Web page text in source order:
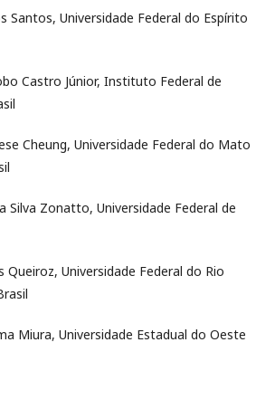
Santos, Universidade Federal do Espírito
Castro Júnior, Instituto Federal de
Cheung, Universidade Federal do Mato
Silva Zonatto, Universidade Federal de
Queiroz, Universidade Federal do Rio
Miura, Universidade Estadual do Oeste